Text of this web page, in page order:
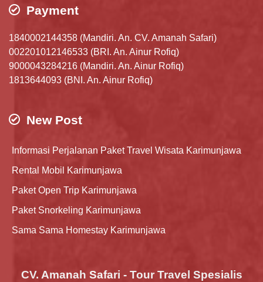
Payment
1840002144358 (Mandiri. An. CV. Amanah Safari)
002201012146533 (BRI. An. Ainur Rofiq)
9000043284216 (Mandiri. An. Ainur Rofiq)
1813644093 (BNI. An. Ainur Rofiq)
New Post
Informasi Perjalanan Paket Travel Wisata Karimunjawa
Rental Mobil Karimunjawa
Paket Open Trip Karimunjawa
Paket Snorkeling Karimunjawa
Sama Sama Homestay Karimunjawa
CV. Amanah Safari - Tour Travel Spesialis